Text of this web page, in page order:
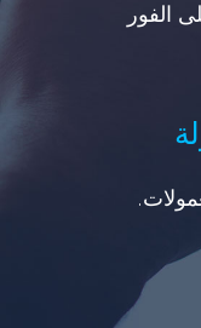
الفور